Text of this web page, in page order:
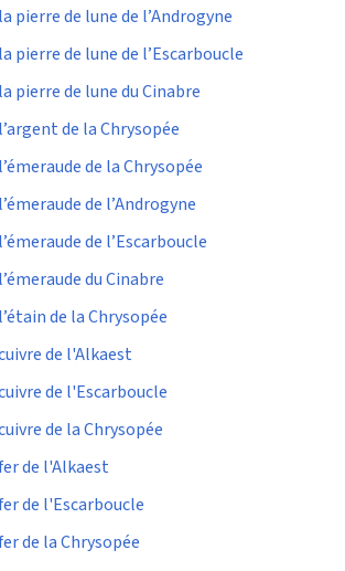
pierre de lune de l’Androgyne
pierre de lune de l’Escarboucle
pierre de lune du Cinabre
de la Chrysopée
de la Chrysopée
de l’Androgyne
de l’Escarboucle
du Cinabre
de la Chrysopée
de l'Alkaest
de l'Escarboucle
de la Chrysopée
de l'Alkaest
de l'Escarboucle
de la Chrysopée